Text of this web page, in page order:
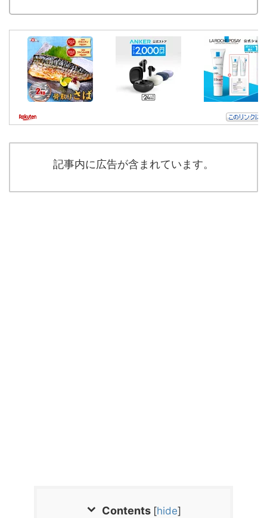
記事内に広告が含まれています。
Contents [hide]